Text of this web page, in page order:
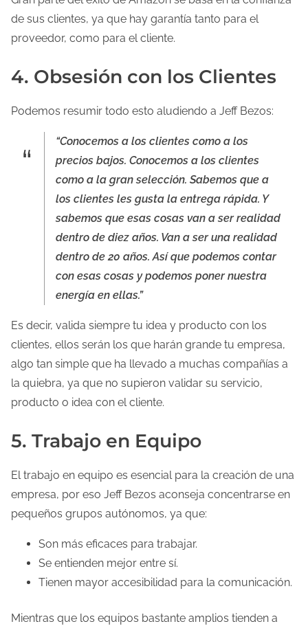
de sus clientes, ya que hay garantía tanto para el
proveedor, como para el cliente.
4. Obsesión con los Clientes
Podemos resumir todo esto aludiendo a Jeff Bezos:
“Conocemos a los clientes como a los
precios bajos. Conocemos a los clientes
como a la gran selección. Sabemos que a
los clientes les gusta la entrega rápida. Y
sabemos que esas cosas van a ser realidad
dentro de diez años. Van a ser una realidad
dentro de 20 años. Así que podemos contar
con esas cosas y podemos poner nuestra
energía en ellas.”
Es decir, valida siempre tu idea y producto con los
clientes, ellos serán los que harán grande tu empresa,
algo tan simple que ha llevado a muchas compañías a
la quiebra, ya que no supieron validar su servicio,
producto o idea con el cliente.
5. Trabajo en Equipo
El trabajo en equipo es esencial para la creación de una
empresa, por eso Jeff Bezos aconseja concentrarse en
pequeños grupos autónomos, ya que:
Son más eficaces para trabajar.
Se entienden mejor entre sí.
Tienen mayor accesibilidad para la comunicación.
Mientras que los equipos bastante amplios tienden a